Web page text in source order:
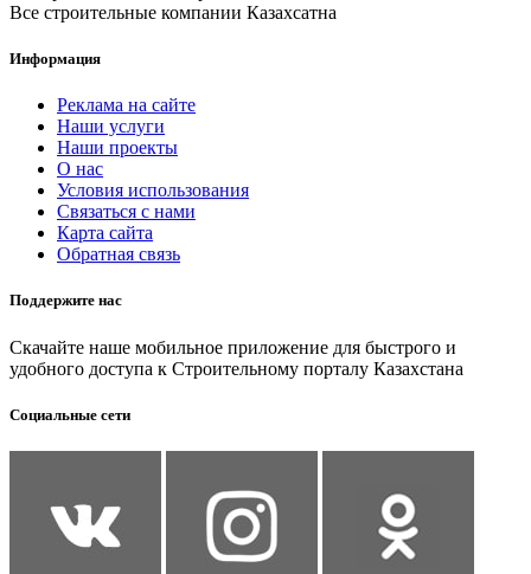
Все строительные компании Казахсатна
Информация
Реклама на сайте
Наши услуги
Наши проекты
О нас
Условия использования
Связаться с нами
Карта сайта
Обратная связь
Поддержите нас
Скачайте наше мобильное приложение для быстрого и
удобного доступа к Строительному порталу Казахстана
Социальные сети